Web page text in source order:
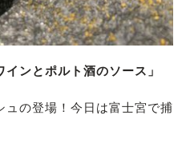
インとポルト酒のソース」
ュの登場！今日は富士宮で捕